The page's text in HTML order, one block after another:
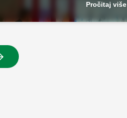
Pročitaj više